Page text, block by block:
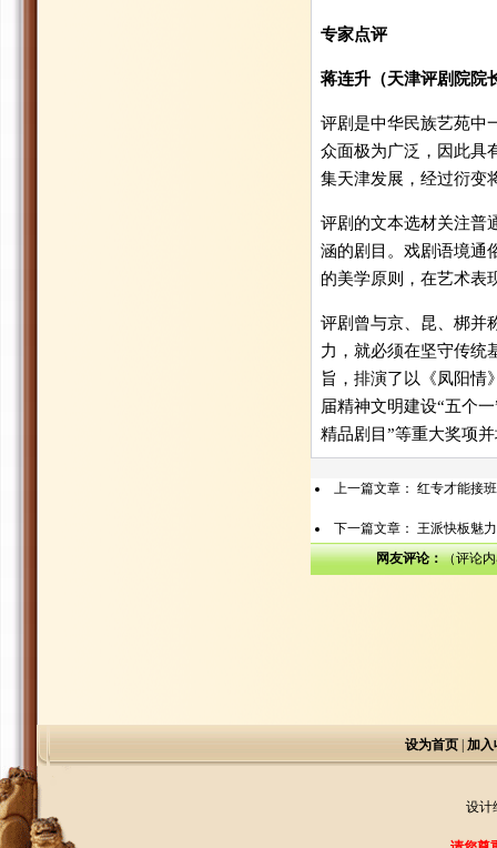
专家点评
蒋连升（天津评剧院院
评剧是中华民族艺苑中
众面极为广泛，因此具
集天津发展，经过衍变
评剧的文本选材关注普
涵的剧目。戏剧语境通
的美学原则，在艺术表
评剧曾与京、昆、梆并
力，就必须在坚守传统
旨，排演了以《凤阳情
届精神文明建设“五个
精品剧目”等重大奖项
上一篇文章： 红专才能接
下一篇文章： 王派快板魅
网友评论：（评论
设为首页| 加入
设计